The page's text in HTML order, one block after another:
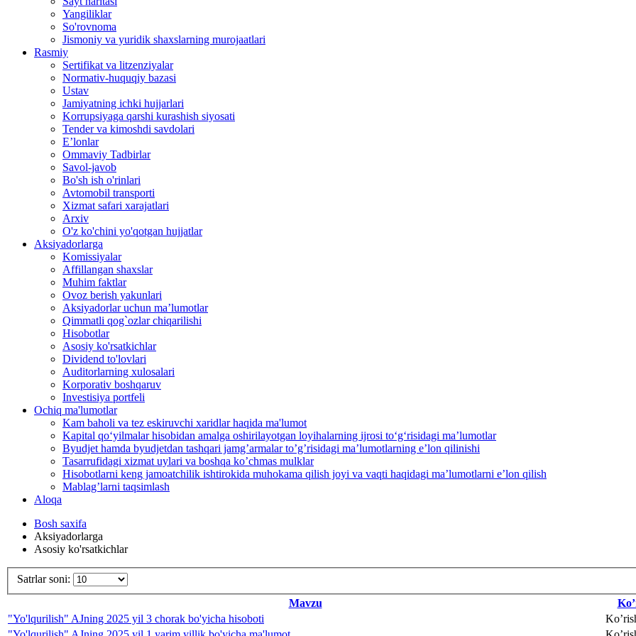
Yangiliklar
So'rovnoma
Jismoniy va yuridik shaxslarning murojaatlari
Rasmiy
Sertifikat va litzenziyalar
Normativ-huquqiy bazasi
Ustav
Jamiyatning ichki hujjarlari
Korrupsiyaga qarshi kurashish siyosati
Tender va kimoshdi savdolari
E’lonlar
Ommaviy Tadbirlar
Savol-javob
Bo'sh ish o'rinlari
Avtomobil transporti
Xizmat safari xarajatlari
Arxiv
O'z ko'chini yo'qotgan hujjatlar
Aksiyadorlarga
Komissiyalar
Affillangan shaxslar
Muhim faktlar
Ovoz berish yakunlari
Aksiyadorlar uchun ma’lumotlar
Qimmatli qog`ozlar chiqarilishi
Hisobotlar
Asosiy ko'rsatkichlar
Dividend to'lovlari
Auditorlarning xulosalari
Korporativ boshqaruv
Investisiya portfeli
Ochiq ma'lumotlar
Kam baholi va tez eskiruvchi xaridlar haqida ma'lumot
Kapital qo‘yilmalar hisobidan amalga oshirilayotgan loyihalarning ijrosi to‘g‘risidagi maʼlumotlar
Byudjet hamda byudjetdan tashqari jamgʼarmalar toʼgʼrisidagi maʼlumotlarning eʼlon qilinishi
Tasarrufidagi xizmat uylari va boshqa koʼchmas mulklar
Hisobotlarni keng jamoatchilik ishtirokida muhokama qilish joyi va vaqti haqidagi maʼlumotlarni eʼlon qilish
Mablag’larni taqsimlash
Aloqa
Bosh saxifa
Aksiyadorlarga
Asosiy ko'rsatkichlar
Satrlar soni:
Mavzu
"Yo'lqurilish" AJning 2025 yil 3 chorak bo'yicha hisoboti